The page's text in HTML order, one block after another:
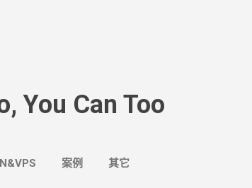
You Can Too
案例 其它